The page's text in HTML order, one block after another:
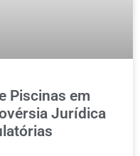
Piscinas em
Jurídica